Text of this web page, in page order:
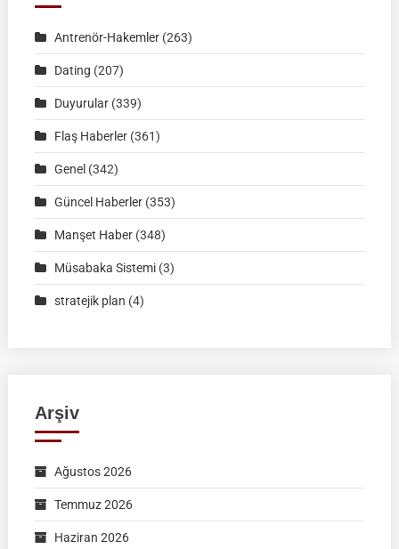
02
2026
Müsabaka
Ön
Formu
Antrenör-Hakemler(263)
Dating (207)
Duyurular(339)
Flaş Haberler(361)
Genel (342)
Güncel Haberler(353)
Manşet Haber(348)
Müsabaka Sistemi(3)
stratejik plan (4)
Arşiv
Ağustos 2026
Temmuz 2026
Haziran 2026